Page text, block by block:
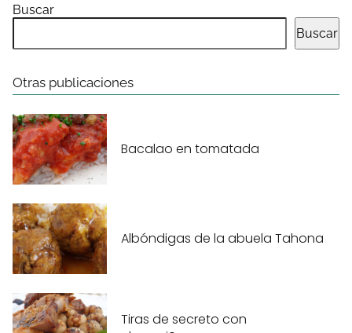
Buscar
Buscar
Otras publicaciones
Bacalao en tomatada
Albóndigas de la abuela Tahona
Tiras de secreto con